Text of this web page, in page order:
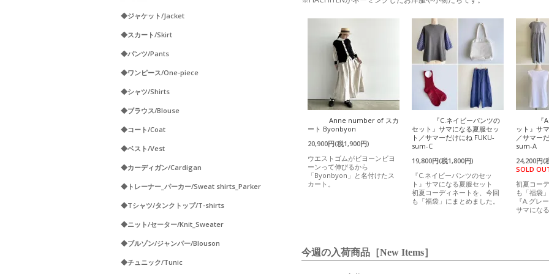
◆ジャケット/Jacket
◆スカート/Skirt
◆パンツ/Pants
◆ワンピース/One-piece
◆シャツ/Shirts
◆ブラウス/Blouse
◆コート/Coat
◆ベスト/Vest
◆カーディガン/Cardigan
◆トレーナー_パーカー/Sweat shirts_Parker
◆Tシャツ/タンクトップ/T-shirts
◆ニット/セーター/Knit_Sweater
◆ブルゾン/ジャンパー/Blouson
◆チュニック/Tunic
Anne number of スカ
ート Byonbyon
20,900円(税1,900円)
ウエストゴムがビヨーンビヨ
ーンって伸びるから
「Byonbyon」と名付けたス
カート。
『C.ネイビーパンツの
セット』サマになる夏服セッ
ト／サマーだけにね FUKU-
sum-C
19,800円(税1,800円)
『C.ネイビーパンツのセッ
ト』サマになる夏服セット
初夏コーディネートを、今回
も「福袋」にまとめました。
『
ット』サ
／サマー
sum-A
24,200円(
SOLD
初夏コー
も「福袋
『A.グレ
サマにな
今週の入荷商品［New Items］